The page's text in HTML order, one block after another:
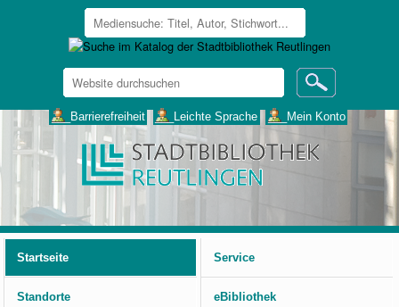
Website
durchsuchen
___Barrierefreiheit ___Leichte Sprache ___Mein Konto
Startseite
Service
Standorte eBibliothek